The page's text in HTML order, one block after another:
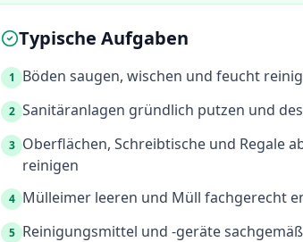
Typische Aufgaben
1 Böden saugen, wischen und feucht
2 Sanitäranlagen gründlich putzen und
3 Oberflächen, Schreibtische und Regale
reinigen
4 Mülleimer leeren und Müll fachgerecht
5 Reinigungsmittel und -geräte